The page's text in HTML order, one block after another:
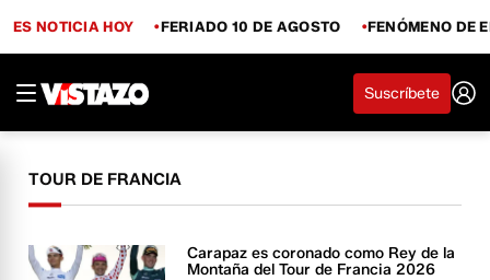
ES NOTICIA HOY FERIADO 10 DE AGOSTO FENÓMENO DE
Suscríbete
TOUR DE FRANCIA
Carapaz es coronado como Rey de la
Montaña del Tour de Francia 2026